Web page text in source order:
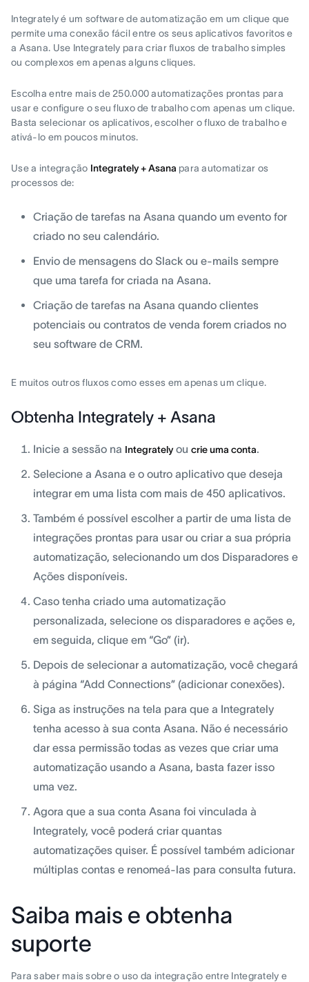
Integrately é um software de automatização em um clique que
permite uma conexão fácil entre os seus aplicativos favoritos e
a Asana. Use Integrately para criar fluxos de trabalho simples
ou complexos em apenas alguns cliques.
Escolha entre mais de 250.000 automatizações prontas para
usar e configure o seu fluxo de trabalho com apenas um clique.
Basta selecionar os aplicativos, escolher o fluxo de trabalho e
ativá-lo em poucos minutos.
Use a integração Integrately + Asana para automatizar os
processos de:
Criação de tarefas na Asana quando um evento for
criado no seu calendário.
Envio de mensagens do Slack ou e-mails sempre
que uma tarefa for criada na Asana.
Criação de tarefas na Asana quando clientes
potenciais ou contratos de venda forem criados no
seu software de CRM.
E muitos outros fluxos como esses em apenas um clique.
Obtenha Integrately + Asana
Inicie a sessão na Integrately ou crie uma conta.
Selecione a Asana e o outro aplicativo que deseja
integrar em uma lista com mais de 450 aplicativos.
Também é possível escolher a partir de uma lista de
integrações prontas para usar ou criar a sua própria
automatização, selecionando um dos Disparadores e
Ações disponíveis.
Caso tenha criado uma automatização
personalizada, selecione os disparadores e ações e,
em seguida, clique em “Go” (ir).
Depois de selecionar a automatização, você chegará
à página “Add Connections” (adicionar conexões).
Siga as instruções na tela para que a Integrately
tenha acesso à sua conta Asana. Não é necessário
dar essa permissão todas as vezes que criar uma
automatização usando a Asana, basta fazer isso
uma vez.
Agora que a sua conta Asana foi vinculada à
Integrately, você poderá criar quantas
automatizações quiser. É possível também adicionar
múltiplas contas e renomeá-las para consulta futura.
Saiba mais e obtenha
suporte
Para saber mais sobre o uso da integração entre Integrately e